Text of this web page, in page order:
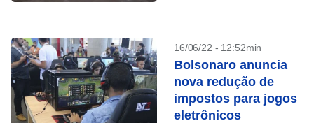
16/06/22 - 12:52min
Bolsonaro anuncia
nova redução de
impostos para jogos
eletrônicos